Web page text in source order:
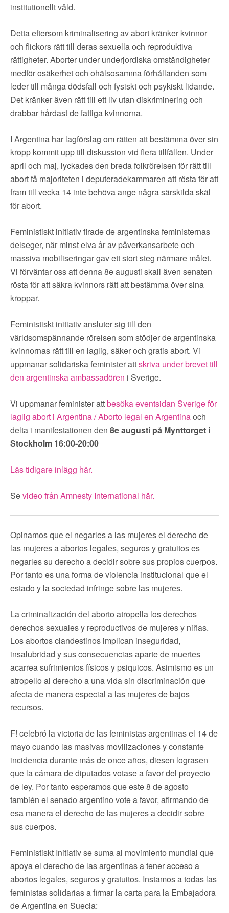
institutionellt våld.
Detta eftersom kriminalisering av abort kränker kvinnor
och flickors rätt till deras sexuella och reproduktiva
rättigheter. Aborter under underjordiska omständigheter
medför osäkerhet och ohälsosamma förhållanden som
leder till många dödsfall och fysiskt och psykiskt lidande.
Det kränker även rätt till ett liv utan diskriminering och
drabbar hårdast de fattiga kvinnorna.
I Argentina har lagförslag om rätten att bestämma över sin
kropp kommit upp till diskussion vid flera tillfällen. Under
april och maj, lyckades den breda folkrörelsen för rätt till
abort få majoriteten i deputeradekammaren att rösta för att
fram till vecka 14 inte behöva ange några särskilda skäl
för abort.
Feministiskt initiativ firade de argentinska feministernas
delseger, när minst elva år av påverkansarbete och
massiva mobiliseringar gav ett stort steg närmare målet.
Vi förväntar oss att denna 8e augusti skall även senaten
rösta för att säkra kvinnors rätt att bestämma över sina
kroppar.
Feministiskt initiativ ansluter sig till den
världsomspännande rörelsen som stödjer de argentinska
kvinnornas rätt till en laglig, säker och gratis abort. Vi
uppmanar solidariska feminister attskriva under brevet till
den argentinska ambassadören i Sverige.
Vi uppmanar feminister attbesöka eventsidan Sverige för
laglig abort i Argentina / Aborto legal en Argentinaoch
delta i manifestationen den 8e augusti på Mynttorget i
Stockholm 16:00-20:00
Läs tidigare inlägg här.
Sevideo från Amnesty International här.
Opinamos que el negarles a las mujeres el derecho de
las mujeres a abortos legales, seguros y gratuitos es
negarles su derecho a decidir sobre sus propios cuerpos.
Por tanto es una forma de violencia institucional que el
estado y la sociedad infringe sobre las mujeres.
La criminalización del aborto atropella los derechos
derechos sexuales y reproductivos de mujeres y niñas.
Los abortos clandestinos implican inseguridad,
insalubridad y sus consecuencias aparte de muertes
acarrea sufrimientos físicos y psiquicos. Asimismo es un
atropello al derecho a una vida sin discriminación que
afecta de manera especial a las mujeres de bajos
recursos.
F! celebró la victoria de las feministas argentinas el 14 de
mayo cuando las masivas movilizaciones y constante
incidencia durante más de once años, diesen lograsen
que la cámara de diputados votase a favor del proyecto
de ley. Por tanto esperamos que este 8 de agosto
también el senado argentino vote a favor, afirmando de
esa manera el derecho de las mujeres a decidir sobre
sus cuerpos.
Feministiskt Initiativ se suma al movimiento mundial que
apoya el derecho de las argentinas a tener acceso a
abortos legales, seguros y gratuitos. Instamos a todas las
feministas solidarias a firmar la carta para la Embajadora
de Argentina en Suecia: